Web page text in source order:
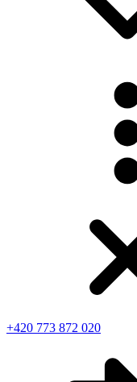
+420 773 872 020